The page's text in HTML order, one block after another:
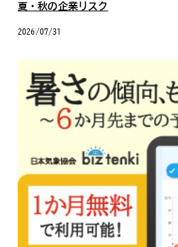
夏・秋の企業リスク
2026/07/31